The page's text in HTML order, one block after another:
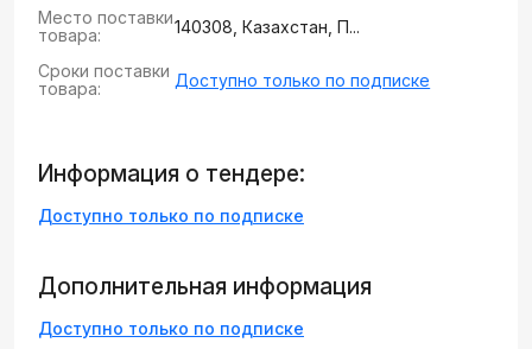
Место поставки
товара:
140308, Казахстан, П...
Сроки поставки
товара:
Доступно только по подписке
Информация о тендере:
Доступно только по подписке
Дополнительная информация
Доступно только по подписке